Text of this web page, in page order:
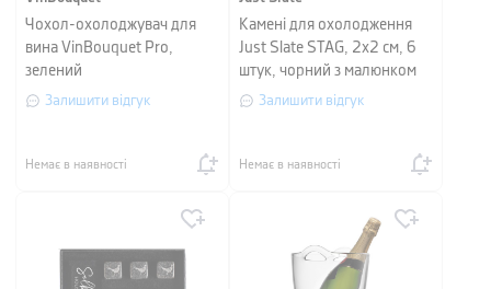
Чохол-охолоджувач для
вина VinBouquet Pro,
зелений
Залишити відгук
Немає в наявності
Камені для охолодження
Just Slate STAG, 2х2 см, 6
штук, чорний з малюнком
Залишити відгук
Немає в наявності